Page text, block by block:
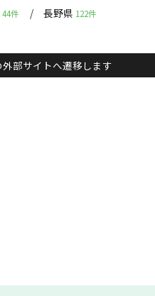
44件 長野県 122件
部サイトへ遷移します